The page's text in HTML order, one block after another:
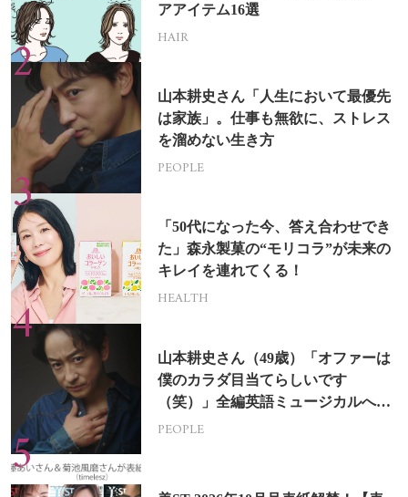
アアイテム16選
HAIR
山本耕史さん「人生において最優先
は家族」。仕事も無欲に、ストレス
を溜めない生き方
PEOPLE
「50代になった今、答え合わせでき
た」森永製菓の“モリコラ”が未来の
キレイを連れてくる！
HEALTH
山本耕史さん（49歳）「オファーは
僕のカラダ目当てらしいです
（笑）」全編英語ミュージカルへの
挑戦
PEOPLE